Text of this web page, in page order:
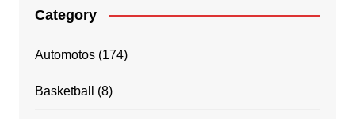
Category
Automotos(174)
Basketball (8)